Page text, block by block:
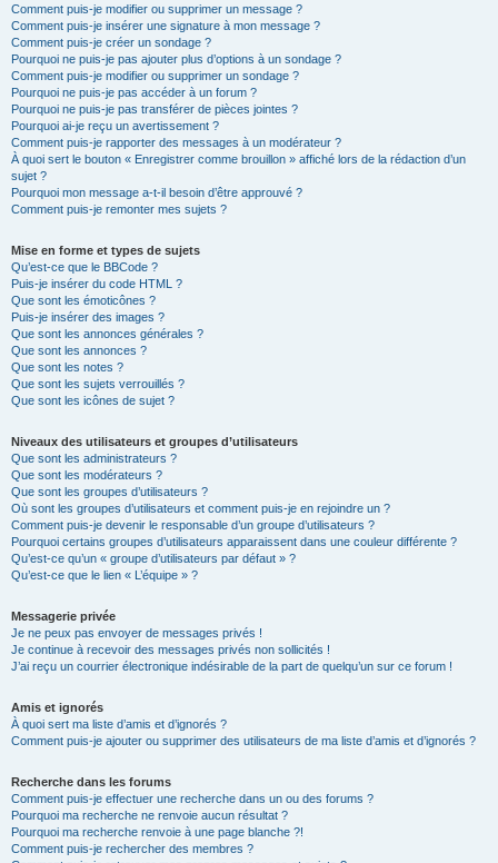
Comment puis-je modifier ou supprimer un message ?
Comment puis-je insérer une signature à mon message ?
Comment puis-je créer un sondage ?
Pourquoi ne puis-je pas ajouter plus d’options à un sondage ?
Comment puis-je modifier ou supprimer un sondage ?
Pourquoi ne puis-je pas accéder à un forum ?
Pourquoi ne puis-je pas transférer de pièces jointes ?
Pourquoi ai-je reçu un avertissement ?
Comment puis-je rapporter des messages à un modérateur ?
À quoi sert le bouton « Enregistrer comme brouillon » affiché lors de la rédaction d’un
sujet ?
Pourquoi mon message a-t-il besoin d’être approuvé ?
Comment puis-je remonter mes sujets ?
Mise en forme et types de sujets
Qu’est-ce que le BBCode ?
Puis-je insérer du code HTML ?
Que sont les émoticônes ?
Puis-je insérer des images ?
Que sont les annonces générales ?
Que sont les annonces ?
Que sont les notes ?
Que sont les sujets verrouillés ?
Que sont les icônes de sujet ?
Niveaux des utilisateurs et groupes d’utilisateurs
Que sont les administrateurs ?
Que sont les modérateurs ?
Que sont les groupes d’utilisateurs ?
Où sont les groupes d’utilisateurs et comment puis-je en rejoindre un ?
Comment puis-je devenir le responsable d’un groupe d’utilisateurs ?
Pourquoi certains groupes d’utilisateurs apparaissent dans une couleur différente ?
Qu’est-ce qu’un « groupe d’utilisateurs par défaut » ?
Qu’est-ce que le lien « L’équipe » ?
Messagerie privée
Je ne peux pas envoyer de messages privés !
Je continue à recevoir des messages privés non sollicités !
J’ai reçu un courrier électronique indésirable de la part de quelqu’un sur ce forum !
Amis et ignorés
À quoi sert ma liste d’amis et d’ignorés ?
Comment puis-je ajouter ou supprimer des utilisateurs de ma liste d’amis et d’ignorés ?
Recherche dans les forums
Comment puis-je effectuer une recherche dans un ou des forums ?
Pourquoi ma recherche ne renvoie aucun résultat ?
Pourquoi ma recherche renvoie à une page blanche ?!
Comment puis-je rechercher des membres ?